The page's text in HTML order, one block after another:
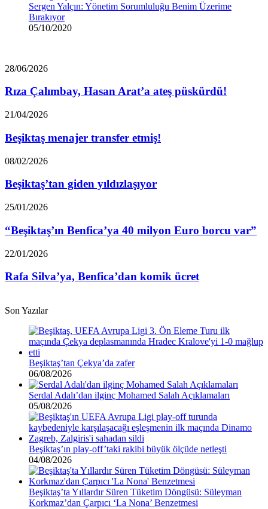
Sergen Yalçın: Yönetim Sorumluluğu Benim Üzerime
Bırakıyor
05/10/2020
Rıza
Hasan
ateş
28/06/2026
Rıza Çalımbay, Hasan Arat’a ateş püskürdü!
Beşiktaş
transfer
etmiş!
21/04/2026
Beşiktaş menajer transfer etmiş!
Beşiktaş’tan
yıldızlaşıyor
08/02/2026
Beşiktaş’tan giden yıldızlaşıyor
“Beşiktaş’ın
40
milyon
Euro
borcu
var”
25/01/2026
“Beşiktaş’ın Benfica’ya 40 milyon Euro borcu var”
Rafa
Benfica’dan
22/01/2026
Rafa Silva’ya, Benfica’dan komik ücret
Son Yazılar
Beşiktaş’tan Çekya’da zafer
06/08/2026
Serdal Adalı’dan ilginç Mohamed Salah Açıklamaları
05/08/2026
Beşiktaş’ın play-off’taki rakibi büyük ölçüde netleşti
04/08/2026
Beşiktaş’ta Yıllardır Süren Tüketim Döngüsü: Süleyman
Korkmaz’dan Çarpıcı ‘La Nona’ Benzetmesi